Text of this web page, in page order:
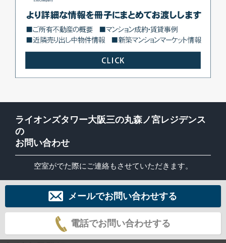
ライオンズタワー大阪三の丸森ノ宮レジデンス
の
お問い合わせ
空室がでた際にご連絡もさせていただきます。
メールでお問い合わせする
電話でお問い合わせする